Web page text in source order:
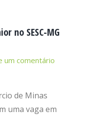
no SESC-MG
um comentário
de Minas
uma vaga em